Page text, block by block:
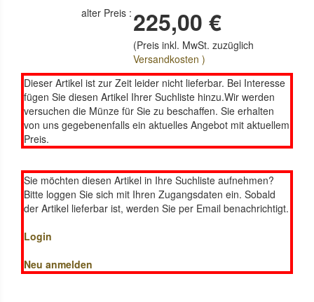
alter Preis : 225,00 €
(Preis inkl. MwSt. zuzüglich
Versandkosten )
Dieser Artikel ist zur Zeit leider nicht lieferbar. Bei Interesse
fügen Sie diesen Artikel Ihrer Suchliste hinzu.Wir werden
versuchen die Münze für Sie zu beschaffen. Sie erhalten
von uns gegebenenfalls ein aktuelles Angebot mit aktuellem
Preis.
Sie möchten diesen Artikel in Ihre Suchliste aufnehmen?
Bitte loggen Sie sich mit Ihren Zugangsdaten ein. Sobald
der Artikel lieferbar ist, werden Sie per Email benachrichtigt.
Login
Neu anmelden